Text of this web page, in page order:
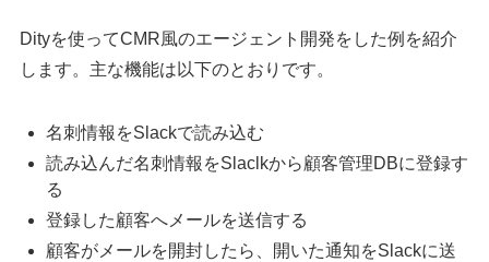
Dityを使ってCMR風のエージェント開発をした例を紹介
します。主な機能は以下のとおりです。
名刺情報をSlackで読み込む
読み込んだ名刺情報をSlaclkから顧客管理DBに登録す
る
登録した顧客へメールを送信する
顧客がメールを開封したら、開いた通知をSlackに送